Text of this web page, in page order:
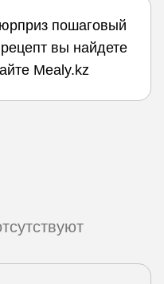
пошаговый
вы найдете
Mealy.kz